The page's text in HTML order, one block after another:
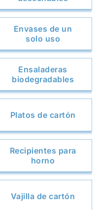
Envases de un
solo uso
Ensaladeras
biodegradables
Platos de cartón
Recipientes para
horno
Vajilla de cartón